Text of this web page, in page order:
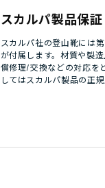
スカルパ製品保証
スカルパ社の登山靴には
が付属します。材質や製
償修理/交換などの対応を
してはスカルパ製品の正